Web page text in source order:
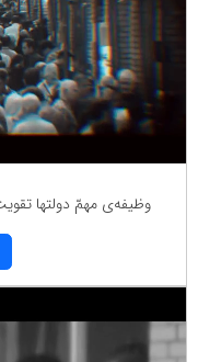
وظیفه‌ی مهمّ دولتها